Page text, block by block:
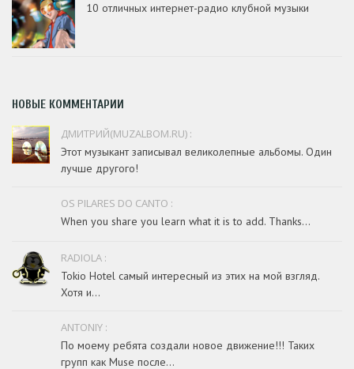
10 отличных интернет-радио клубной музыки
НОВЫЕ КОММЕНТАРИИ
ДМИТРИЙ(MUZALBOM.RU) :
Этот музыкант записывал великолепные альбомы. Один
лучше другого!
OS PILARES DO CANTO :
When you share you learn what it is to add. Thanks...
RADIOLA :
Tokio Hotel самый интересный из этих на мой взгляд.
Хотя и...
ANTONIY :
По моему ребята создали новое движение!!! Таких
групп как Muse после...